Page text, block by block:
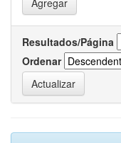
Resultados/Página
Ordenar